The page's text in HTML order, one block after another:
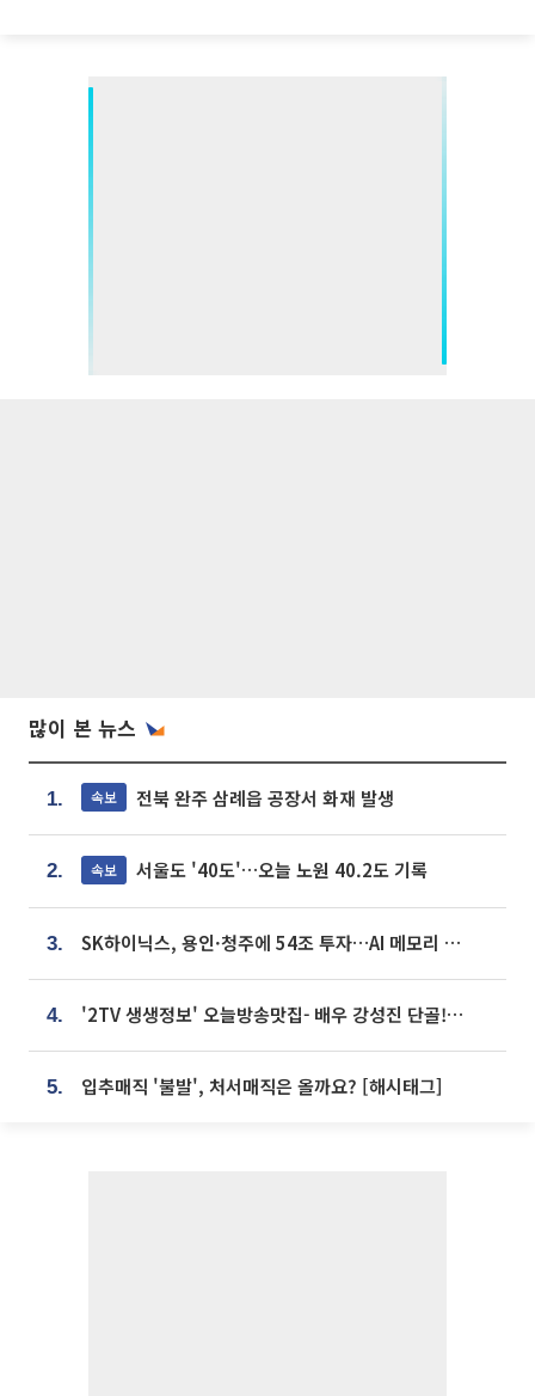
많이 본 뉴스
1. 속보 전북 완주 삼례읍 공장서 화재 발생
2. 속보 서울도 '40도'…오늘 노원 40.2도 기록
3. SK하이닉스, 용인·청주에 54조 투자…AI 메모리 생산기지 키운다
4. '2TV 생생정보' 오늘방송맛집- 배우 강성진 단골! 쌀국수ㆍ푸팟퐁 커리 맛집 '블○○○'
5. 입추매직 '불발', 처서매직은 올까요? [해시태그]